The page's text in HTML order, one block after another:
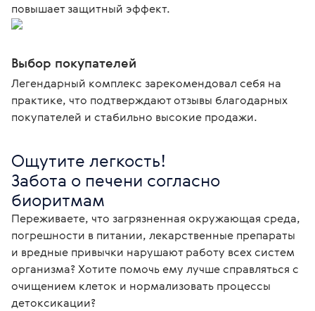
повышает защитный эффект.
Выбор покупателей
Легендарный комплекс зарекомендовал себя на
практике, что подтверждают отзывы благодарных
покупателей и стабильно высокие продажи.
Ощутите легкость!
Забота о печени согласно
биоритмам
Переживаете, что загрязненная окружающая среда,
погрешности в питании, лекарственные препараты
и вредные привычки нарушают работу всех систем
организма? Хотите помочь ему лучше справляться с
очищением клеток и нормализовать процессы
детоксикации?